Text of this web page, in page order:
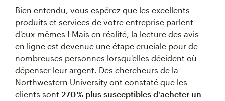
Bien entendu, vous espérez que les excellents
produits et services de votre entreprise parlent
d'eux-mêmes ! Mais en réalité, la lecture des avis
en ligne est devenue une étape cruciale pour de
nombreuses personnes lorsqu'elles décident où
dépenser leur argent. Des chercheurs de la
Northwestern University ont constaté que les
clients sont 270 % plus susceptibles d'acheter un